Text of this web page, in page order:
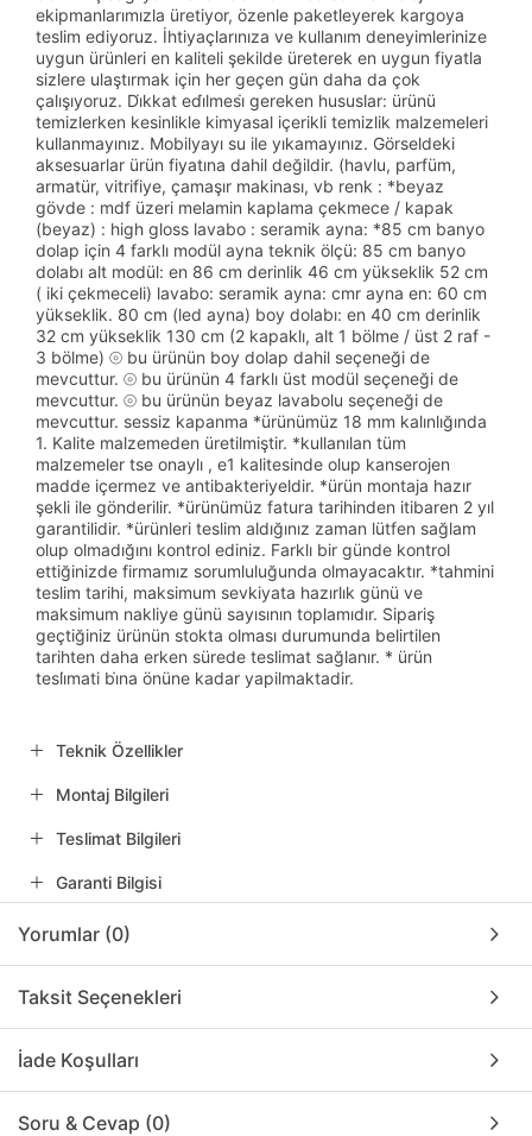
ekipmanlarımızla üretiyor, özenle paketleyerek kargoya
teslim ediyoruz. İhtiyaçlarınıza ve kullanım deneyimlerinize
uygun ürünleri en kaliteli şekilde üreterek en uygun fiyatla
sizlere ulaştırmak için her geçen gün daha da çok
çalışıyoruz. Di̇kkat edi̇lmesi̇ gereken hususlar: ürünü
temizlerken kesinlikle kimyasal içerikli temizlik malzemeleri
kullanmayınız. Mobilyayı su ile yıkamayınız. Görseldeki
aksesuarlar ürün fiyatına dahil değildir. (havlu, parfüm,
armatür, vitrifiye, çamaşır makinası, vb renk : *beyaz
gövde : mdf üzeri melamin kaplama çekmece / kapak
(beyaz) : high gloss lavabo : seramik ayna: *85 cm banyo
dolap için 4 farklı modül ayna teknik ölçü: 85 cm banyo
dolabı alt modül: en 86 cm derinlik 46 cm yükseklik 52 cm
( iki çekmeceli) lavabo: seramik ayna: cmr ayna en: 60 cm
yükseklik. 80 cm (led ayna) boy dolabı: en 40 cm derinlik
32 cm yükseklik 130 cm (2 kapaklı, alt 1 bölme / üst 2 raf -
3 bölme) ⦾ bu ürünün boy dolap dahil seçeneği de
mevcuttur. ⦾ bu ürünün 4 farklı üst modül seçeneği de
mevcuttur. ⦾ bu ürünün beyaz lavabolu seçeneği de
mevcuttur. sessiz kapanma *ürünümüz 18 mm kalınlığında
1. Kalite malzemeden üretilmiştir. *kullanılan tüm
malzemeler tse onaylı , e1 kalitesinde olup kanserojen
madde içermez ve antibakteriyeldir. *ürün montaja hazır
şekli ile gönderilir. *ürünümüz fatura tarihinden itibaren 2 yıl
garantilidir. *ürünleri teslim aldığınız zaman lütfen sağlam
olup olmadığını kontrol ediniz. Farklı bir günde kontrol
ettiğinizde firmamız sorumluluğunda olmayacaktır. *tahmini
teslim tarihi, maksimum sevkiyata hazırlık günü ve
maksimum nakliye günü sayısının toplamıdır. Sipariş
geçtiğiniz ürünün stokta olması durumunda belirtilen
tarihten daha erken sürede teslimat sağlanır. * ürün
tesli̇mati bi̇na önüne kadar yapilmaktadir.
Teknik Özellikler
Montaj Bilgileri
Teslimat Bilgileri
Garanti Bilgisi
Yorumlar (0)
Taksit Seçenekleri
İade Koşulları
Soru & Cevap (0)